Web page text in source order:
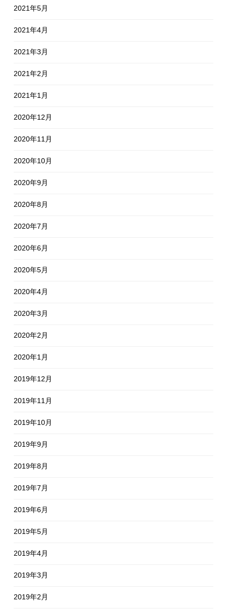
2021年5月
2021年4月
2021年3月
2021年2月
2021年1月
2020年12月
2020年11月
2020年10月
2020年9月
2020年8月
2020年7月
2020年6月
2020年5月
2020年4月
2020年3月
2020年2月
2020年1月
2019年12月
2019年11月
2019年10月
2019年9月
2019年8月
2019年7月
2019年6月
2019年5月
2019年4月
2019年3月
2019年2月